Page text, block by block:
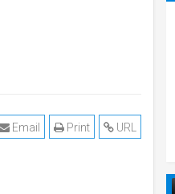
URL
Print
Email